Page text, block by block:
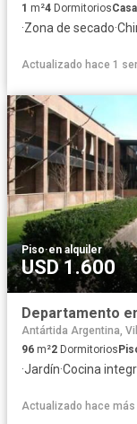
1 m²4 DormitoriosCasa
·Zona de secado·
Actualizado hace 1
Piso·en alquiler
USD 1.600
Antártida Argentina,
96 m²2 Dormitorios
·Jardín·Cocina
Actualizado hace más